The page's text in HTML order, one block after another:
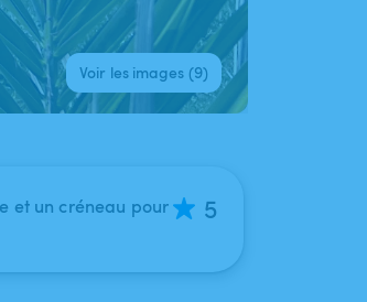
Voir les images (9)
et un créneau pour
5